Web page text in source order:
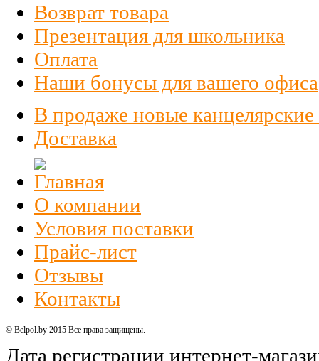
Возврат товара
Презентация для школьника
Оплата
Наши бонусы для вашего офиса
В продаже новые
Доставка
О компании
Условия поставки
Прайс-лист
Отзывы
Контакты
© Belpol.by 2015 Все права защищены.
Дата регистрации интернет-